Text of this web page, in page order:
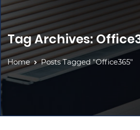
Tag Archives:
Home Posts Tagged "Office365"